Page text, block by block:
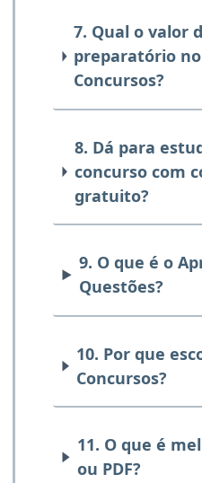
7. Qual o valor
preparatório
Concursos?
8. Dá para
concurso com
gratuito?
9. O que é o
Questões?
10. Por que
Concursos?
11. O que é
ou PDF?